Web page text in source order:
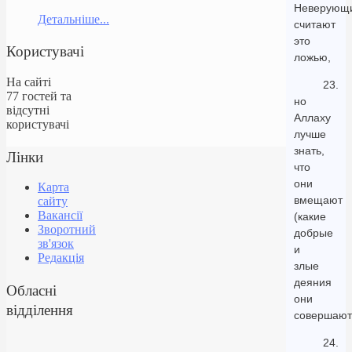
считают
это
ложью,
23.
но
Аллаху
лучше
знать,
что
они
вмещают
(какие
добрые
и
злые
деяния
они
24.
Детальніше...
Користувачі
На сайті
77 гостей та
відсутні
користувачі
Лінки
Карта
сайту
Вакансії
Зворотний
зв'язок
Редакція
Обласні
відділення